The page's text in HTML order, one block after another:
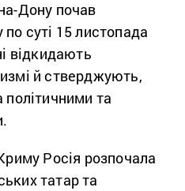
Дону почав
суті 15 листопада
відкидають
й стверджують,
політичними та
Росія розпочала
татар та